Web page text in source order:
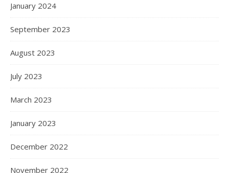
January 2024
September 2023
August 2023
July 2023
March 2023
January 2023
December 2022
November 2022